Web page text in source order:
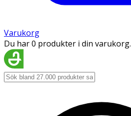
Varukorg
Du har 0 produkter i din varukorg.